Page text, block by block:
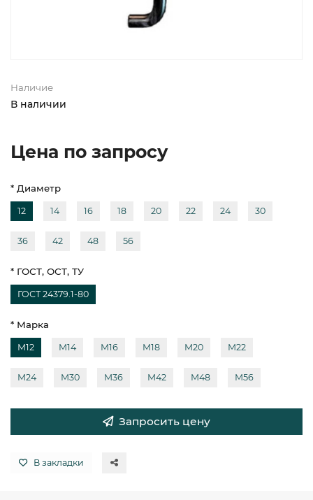
Наличие
В наличии
Цена по запросу
* Диаметр
12 14 16 18 20 22 24 30
36 42 48 56
* ГОСТ, ОСТ, ТУ
ГОСТ 24379.1-80
* Марка
М12 М14 М16 М18 М20 М22
М24 М30 М36 М42 М48 М56
Запросить цену
В закладки